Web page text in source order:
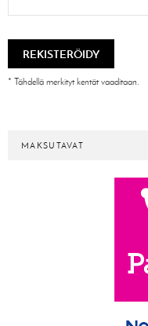
REKISTERÖIDY
* Tähdellä merkityt kentät vaaditaan.
MAKSUTAVAT